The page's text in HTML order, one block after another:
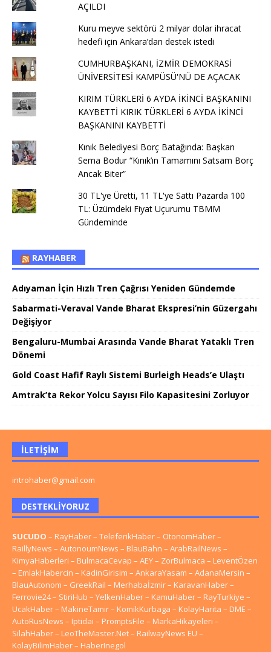
AÇILDI
Kuru meyve sektörü 2 milyar dolar ihracat
hedefi için Ankara’dan destek istedi
CUMHURBAŞKANI, İZMİR DEMOKRASİ
ÜNİVERSİTESİ KAMPÜSÜ'NÜ DE AÇACAK
KIRIM TÜRKLERİ 6 AYDA İKİNCİ BAŞKANINI
KAYBETTİ KIRIK TÜRKLERİ 6 AYDA İKİNCİ
BAŞKANINI KAYBETTİ
Kınık Belediyesi Borç Batağında: Başkan
Sema Bodur “Kınık’ın Tamamını Satsam Borç
Ancak Biter”
30 TL'ye Üretti, 11 TL'ye Sattı Pazarda 100
TL: Üzümdeki Fiyat Uçurumu TBMM
Gündeminde
RAYHABER
Adıyaman İçin Hızlı Tren Çağrısı Yeniden Gündemde
Sabarmati-Veraval Vande Bharat Ekspresi’nin Güzergahı
Değişiyor
Bengaluru-Mumbai Arasında Vande Bharat Yataklı Tren
Dönemi
Gold Coast Hafif Raylı Sistemi Burleigh Heads’e Ulaştı
Amtrak’ta Rekor Yolcu Sayısı Filo Kapasitesini Zorluyor
İLETIŞIM
introhaber@gmail.com
DESTEKLIYORUZ
SUCUDO – RayHaber– TeleferikHaber– OtonomHaber–
RaillyNews – AutonoumNews – BlauBahn – ArabRailNews –
KimyaHaberleri – BulmacaCevap – AEY– ZorBulmaca – LeventÖzen
– EmlakHabercin – KadinGirisim – AnkaraYasam – AdanaMersin –
BlauAutonom – GreekRail – Merhabaİzmir– KaravanHaber–
Ferrovie24– StiriHub – YelkenHaber– KamuHaber– RayTurkiye –
UcakHaber– MakineTamir– KomikKurbaga – KolayHarita – DME –
AutoRusNews – Iptidai – PromptsFile – MarkaHikayeleri –
SilahHaber– LeoTheMaster.Net– RailwayNews EU –
KolayBilimHaber– HaberInegol